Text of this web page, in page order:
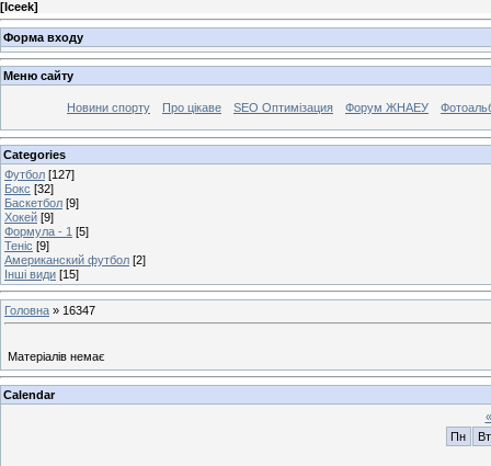
[Iceek]
Форма входу
Меню сайту
Новини спорту Про цікаве SEO Оптимізация Форум ЖНАЕУ
Categories
Футбол [127]
Бокс [32]
Баскетбол [9]
Хокей [9]
Формула - 1 [5]
Теніс [9]
Американский футбол [2]
Інші види [15]
Головна » 16347
Матеріалів немає
Calendar
«
Пн
Вт